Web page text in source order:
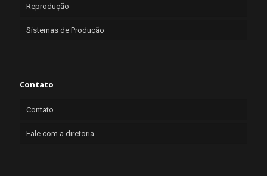
Reprodução
Sistemas de Produção
Contato
Contato
Fale com a diretoria